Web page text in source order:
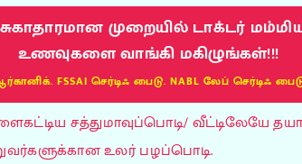
முறையில் டாக்டர்
உணவுகளை வாங்கி மகிழுங்கள்!!!
FSSAI செர்டிஃ பைடு. NABL லேப் செர்டிஃ
சத்துமாவுப்பொடி/ வீட்டிலேயே
உலர் பழப்பொடி.